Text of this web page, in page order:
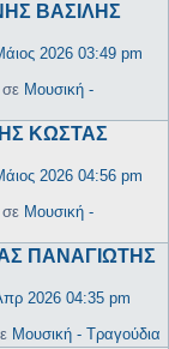
ΒΑΣΙΛΗΣ
2026 03:49 pm
Μουσική -
ΚΩΣΤΑΣ
2026 04:56 pm
Μουσική -
ΠΑΝΑΓΙΩΤΗΣ
2026 04:35 pm
Μουσική - Τραγούδια